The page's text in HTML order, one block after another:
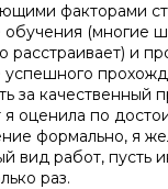
факторами
обучения (многие
расстраивает) и
успешного
за качественный
я оценила по
формально, я
вид работ, пусть
раз.
над продающим
для
Подача